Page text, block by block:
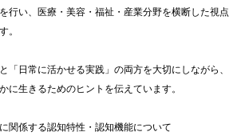
行い、医療・美容・福祉・産業分野を横断した視点
。
「日常に活かせる実践」の両方を大切にしながら、
に生きるためのヒントを伝えています。
関係する認知特性・認知機能について